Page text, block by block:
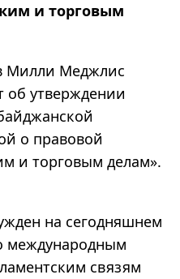
и торговым
Милли Меджлис
об утверждении
о правовой
и торговым делам».
на сегодняшнем
международным
связям